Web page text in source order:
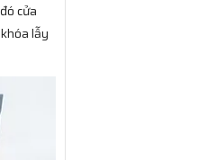
cửa
lẫy